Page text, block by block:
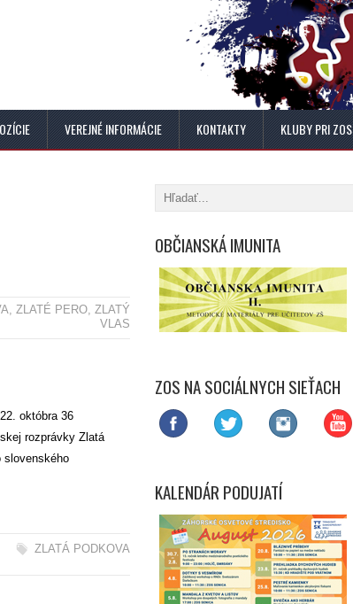
VEREJNÉ INFORMÁCIE KONTAKTY KLUBY PRI ZOS
, ZLATÉ PERO, ZLATÝ
VLAS
októbra 36
rozprávky Zlatá
slovenského
ZLATÁ PODKOVA
OBČIANSKÁ IMUNITA
ZOS NA SOCIÁLNYCH SIEŤACH
KALENDÁR PODUJATÍ